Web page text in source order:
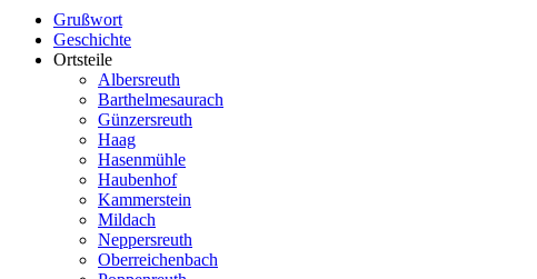
Grußwort
Geschichte
Ortsteile
Albersreuth
Barthelmesaurach
Günzersreuth
Haag
Hasenmühle
Haubenhof
Kammerstein
Mildach
Neppersreuth
Oberreichenbach